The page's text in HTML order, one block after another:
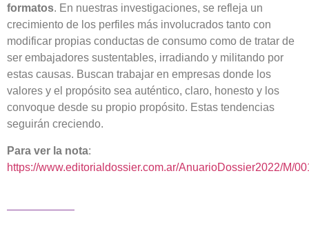
formatos. En nuestras investigaciones, se refleja un
crecimiento de los perfiles más involucrados tanto con
modificar propias conductas de consumo como de tratar de
ser embajadores sustentables, irradiando y militando por
estas causas. Buscan trabajar en empresas donde los
valores y el propósito sea auténtico, claro, honesto y los
convoque desde su propio propósito. Estas tendencias
seguirán creciendo.
Para ver la nota:
https://www.editorialdossier.com.ar/AnuarioDossier2022/M/